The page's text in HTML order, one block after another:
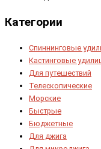
Категории
Спиннинговые
Кастинговые
Для путешествий
Телескопические
Морские
Быстрые
Бюджетные
Для джига